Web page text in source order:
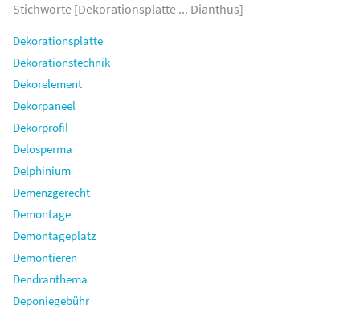
Stichworte [Dekorationsplatte ... Dianthus]
Dekorationsplatte
Dekorationstechnik
Dekorelement
Dekorpaneel
Dekorprofil
Delosperma
Delphinium
Demenzgerecht
Demontage
Demontageplatz
Demontieren
Dendranthema
Deponiegebühr